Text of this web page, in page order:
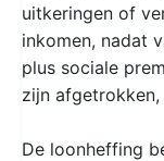
uitkeringen of
inkomen, nadat
plus sociale
zijn
De loonheffing